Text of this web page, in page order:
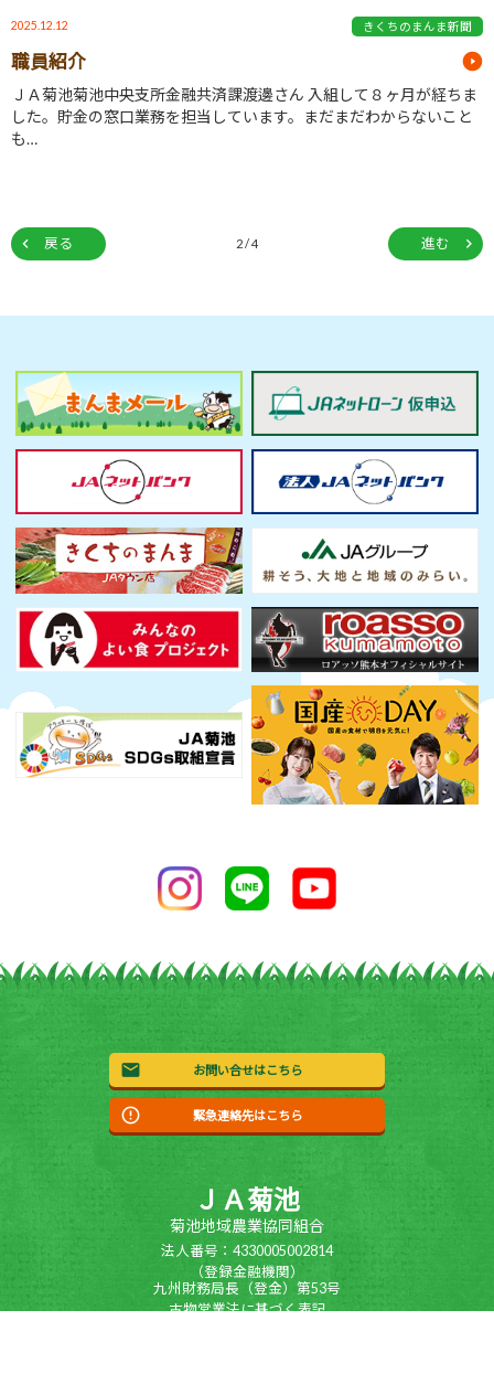
2025.12.12 きくちのまんま新聞
職員紹介
ＪＡ菊池菊池中央支所金融共済課渡邊さん 入組して８ヶ月が経ちま
した。貯金の窓口業務を担当しています。まだまだわからないこと
も…
戻る 2 / 4 進む
お問い合せはこちら
緊急連絡先はこちら
ＪＡ菊池
菊池地域農業協同組合
法人番号：4330005002814
（登録金融機関）
九州財務局長（登金）第53号
古物営業法に基づく表記